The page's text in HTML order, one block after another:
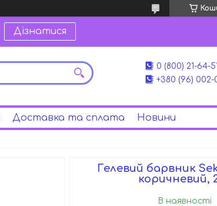
Дізнатися
0 (800) 21-64-51
+380 (96) 002-
Доставка та сплата Новини
Гелевий барвник
коричневий,
В наявності